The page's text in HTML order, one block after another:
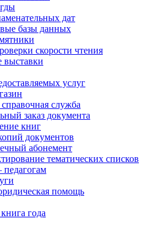
дат
базы данных
скорости чтения
выставки
услуг
служба
заказ документа
книг
документов
абонемент
тематических списков
педагогам
помощь
года